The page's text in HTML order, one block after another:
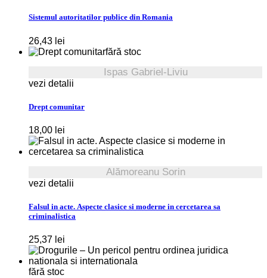
Sistemul autoritatilor publice din Romania
26,43 lei
fără stoc
Ispas Gabriel-Liviu
vezi detalii
Drept comunitar
18,00 lei
Alămoreanu Sorin
vezi detalii
Falsul in acte. Aspecte clasice si moderne in cercetarea sa
criminalistica
25,37 lei
fără stoc